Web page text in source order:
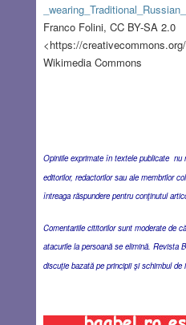
Franco Folini, CC BY-SA 2.0
<https://
Wikimedia Commons
Opiniile exprimate în textele publicate nu
editorilor, redactorilor sau ale membrilor
întreaga răspundere pentru conţinutul
Comentariile cititorilor sunt moderate de
atacurile la persoană se elimină. Revista
discuţie bazată pe principii şi schimbul de